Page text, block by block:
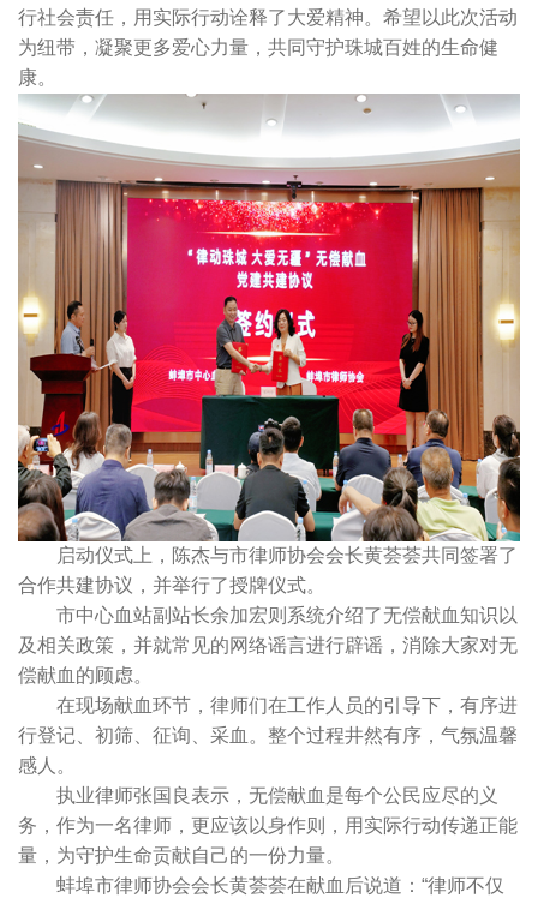
行社会责任，用实际行动诠释了大爱精神。希望以此次活动
为纽带，凝聚更多爱心力量，共同守护珠城百姓的生命健
康。
启动仪式上，陈杰与市律师协会会长黄荟荟共同签署了
合作共建协议，并举行了授牌仪式。
市中心血站副站长余加宏则系统介绍了无偿献血知识以
及相关政策，并就常见的网络谣言进行辟谣，消除大家对无
偿献血的顾虑。
在现场献血环节，律师们在工作人员的引导下，有序进
行登记、初筛、征询、采血。整个过程井然有序，气氛温馨
感人。
执业律师张国良表示，无偿献血是每个公民应尽的义
务，作为一名律师，更应该以身作则，用实际行动传递正能
量，为守护生命贡献自己的一份力量。
蚌埠市律师协会会长黄荟荟在献血后说道：“律师不仅